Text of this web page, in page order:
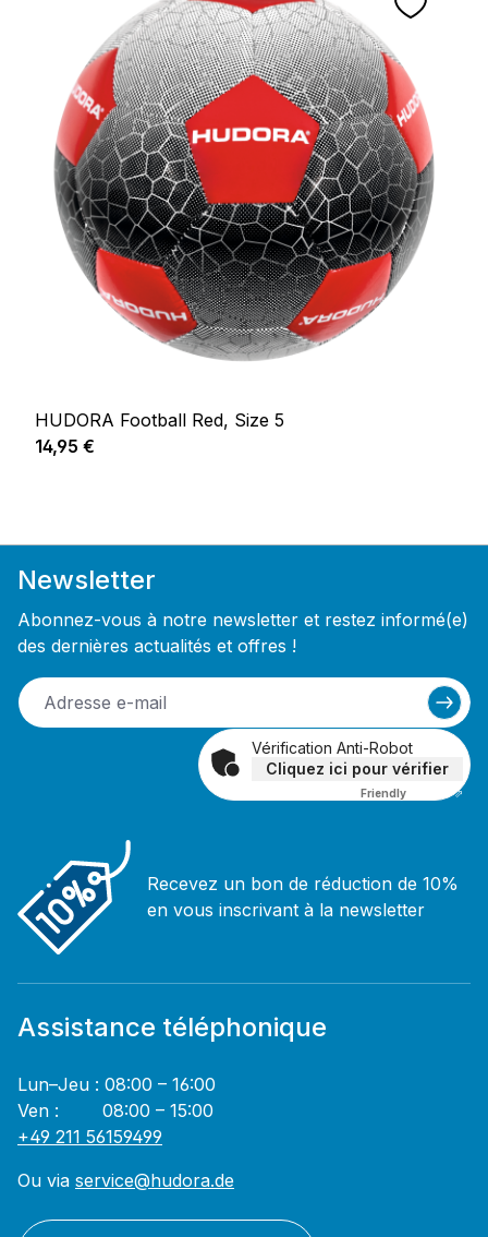
HUDORA Football Red, Size 5
Prix régulier :
14,95 €
Newsletter
Abonnez-vous à notre newsletter et restez informé(e)
des dernières actualités et offres !
Vérification Anti-Robot
Cliquez ici pour vérifier
Friendly Captcha ⇗
Recevez un bon de réduction de 10%
en vous inscrivant à la newsletter
Assistance téléphonique
Lun–Jeu : 08:00 – 16:00
Ven : 08:00 – 15:00
+49 211 56159499
Ou via service@hudora.de